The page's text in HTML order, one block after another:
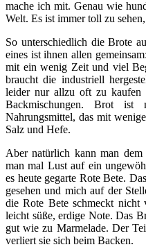
mache ich mit. Genau wie
Welt. Es ist immer toll zu
So unterschiedlich die Brote
eines ist ihnen allen
mit ein wenig Zeit und viel
braucht die industriell
leider nur allzu oft zu kaufen
Backmischungen. Brot ist
Nahrungsmittel, das mit
Salz und Hefe.
Aber natürlich kann man
man mal Lust auf ein
es heute gegarte Rote Bete.
gesehen und mich auf der
die Rote Bete schmeckt
leicht süße, erdige Note. Das
gut wie zu Marmelade. Der
verliert sie sich beim Backen.